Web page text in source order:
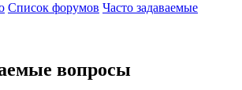
Список форумов Часто задаваемые
вопросы